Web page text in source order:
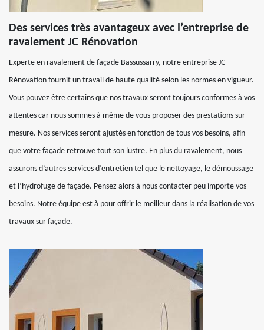
Des services très avantageux avec l’entreprise de
ravalement JC Rénovation
Experte en ravalement de façade Bassussarry, notre entreprise JC
Rénovation fournit un travail de haute qualité selon les normes en vigueur.
Vous pouvez être certains que nos travaux seront toujours conformes à vos
attentes car nous sommes à même de vous proposer des prestations sur-
mesure. Nos services seront ajustés en fonction de tous vos besoins, afin
que votre façade retrouve tout son lustre. En plus du ravalement, nous
assurons d’autres services d’entretien tel que le nettoyage, le démoussage
et l’hydrofuge de façade. Pensez alors à nous contacter peu importe vos
besoins. Notre équipe est à pour offrir le meilleur dans la réalisation de vos
travaux sur façade.